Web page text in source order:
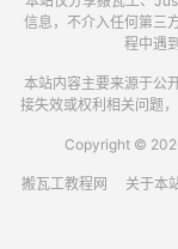
信息，不介入任何第三
程中遇
本站内容主要来源于公
接失效或权利相关问题
Copyright ©
搬瓦工教程网 关于本